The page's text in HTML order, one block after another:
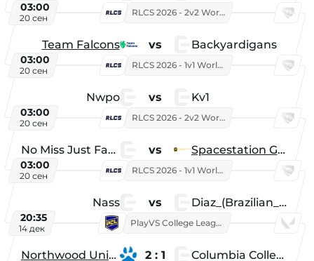
03:00
20 сен
RLCS 2026 - 2v2 World Championship
Team Falcons vs Backyardigans
03:00
20 сен
RLCS 2026 - 1v1 World Championship
Nwpo vs Kv1
03:00
20 сен
RLCS 2026 - 2v2 World Championship
No Miss Just Fake vs Spacestation Gaming
03:00
20 сен
RLCS 2026 - 1v1 World Championship
Nass vs Diaz_(Brazilian_Player)
20:35
14 дек
PlayVS College League 2025: Fall
Northwood University 2 : 1 Columbia College